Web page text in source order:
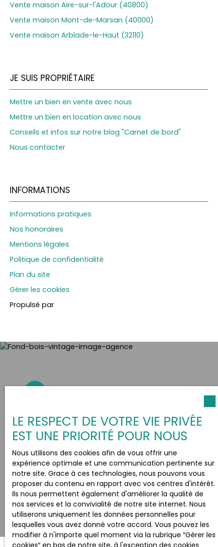
Vente maison Aire-sur-l'Adour (40800)
Vente maison Mont-de-Marsan (40000)
Vente maison Arblade-le-Haut (32110)
JE SUIS PROPRIÉTAIRE
Mettre un bien en vente avec nous
Mettre un bien en location avec nous
Conseils et infos sur notre blog "Carnet de bord"
Nous contacter
INFORMATIONS
Informations pratiques
Nos honoraires
Mentions légales
Politique de confidentialité
Plan du site
Gérer les cookies
Propulsé par
24 Rue Principale
32460 LE HOUGA
LE RESPECT DE VOTRE VIE PRIVÉE
EST UNE PRIORITÉ POUR NOUS
Nous utilisons des cookies afin de vous offrir une
expérience optimale et une communication pertinente sur
notre site. Grace à ces technologies, nous pouvons vous
proposer du contenu en rapport avec vos centres d'intérêt.
Ils nous permettent également d'améliorer la qualité de
nos services et la convivialité de notre site internet. Nous
utiliserons uniquement les données personnelles pour
lesquelles vous avez donné votre accord. Vous pouvez les
modifier à n'importe quel moment via la rubrique ″Gérer les
cookies″ en bas de notre site, à l'exception des cookies